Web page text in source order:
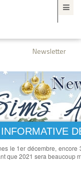
Newsletter
le 1er décembre,
que 2021 sera beaucoup